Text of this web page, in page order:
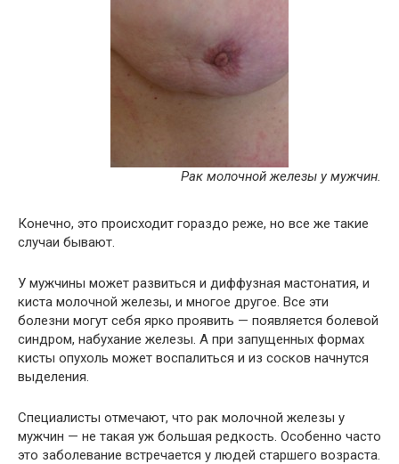
Рак молочной железы у мужчин.
Конечно, это происходит гораздо реже, но все же такие
случаи бывают.
У мужчины может развиться и диффузная мастонатия, и
киста молочной железы, и многое другое. Все эти
болезни могут себя ярко проявить — появляется болевой
синдром, набухание железы. А при запущенных формах
кисты опухоль может воспалиться и из сосков начнутся
выделения.
Специалисты отмечают, что рак молочной железы у
мужчин — не такая уж большая редкость. Особенно часто
это заболевание встречается у людей старшего возраста.